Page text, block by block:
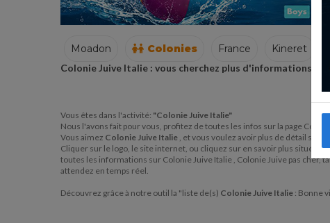
Moadon Colonies France Kineret
France Kineret
Colonie Juive Italie : vous cherchez plus d'informations ?
Vous êtes dans l'activité: "Colonie Juive Italie"
Nous l'avons fait pour vous, profitez de toutes les infos sur la page
Vous aimez Colonie Juive Italie , et vous voulez avoir plus de détail sur
Cliquer sur le logo, le site internet, ou cliquez sur en savoir plus situé
toutes les informations sur Colonie Juive Italie , Colonie Juive pas cher,
attendez en temps réel.
Découvrez grâce à notre outil la "liste de(s) Colonie Juive Italie : Bonne